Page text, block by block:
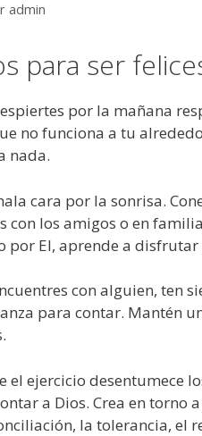
admin
para ser
por la mañana
no funciona a tu
nada.
cara por la sonrisa.
con los amigos o en
por El, aprende a disfrutar
con alguien, ten
para contar. Mantén
el ejercicio desentumece
a Dios. Crea en torno
la tolerancia, el